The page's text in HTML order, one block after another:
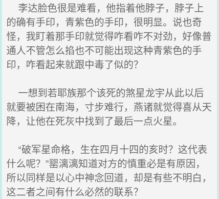
李达脸色很是难看，他指着他脖子，脖子上
的确有手印，青紫色的手印，很明显。说也奇
怪，我盯着那手印就觉得咋看咋不对劲，好像普
通人不管怎么掐也不可能出现这种青紫色的手
印，咋看起来就跟中毒了似的？
一想到若耶族那个该死的煞星龙宇从此以后
就要被困在南海，寸步难行，燕诸就觉得喜从天
降，让他在死灰中找到了最后一点火星。
“破军星命格，生在四月十四的亥时？这代表
什么呢？”罂漓漓知道对方的慎重必是有原因，
所以同样是以心中神念回道，却是有些不明白，
这二者之间有什么必然的联系？